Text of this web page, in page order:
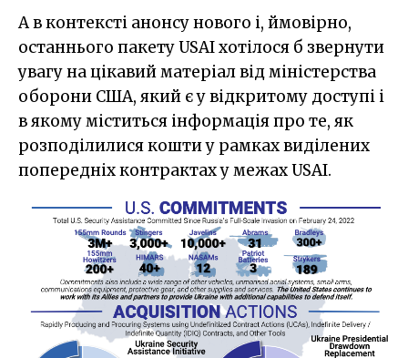
А в контексті анонсу нового і, ймовірно,
останнього пакету USAI хотілося б звернути
увагу на цікавий матеріал від міністерства
оборони США, який є у відкритому доступі і
в якому міститься інформація про те, як
розподілилися кошти у рамках виділених
попередніх контрактах у межах USAI.